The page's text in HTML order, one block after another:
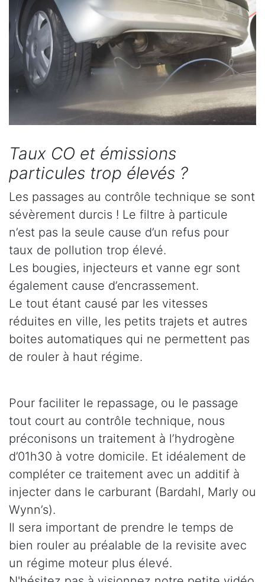
Taux CO et émissions
particules trop élevés ?
Les passages au contrôle technique se sont
sévèrement durcis ! Le filtre à particule
n’est pas la seule cause d’un refus pour
taux de pollution trop élevé.
Les bougies, injecteurs et vanne egr sont
également cause d’encrassement.
Le tout étant causé par les vitesses
réduites en ville, les petits trajets et autres
boites automatiques qui ne permettent pas
de rouler à haut régime.
Pour faciliter le repassage, ou le passage
tout court au contrôle technique, nous
préconisons un traitement à l’hydrogène
d’01h30 à votre domicile. Et idéalement de
compléter ce traitement avec un additif à
injecter dans le carburant (Bardahl, Marly ou
Wynn’s).
Il sera important de prendre le temps de
bien rouler au préalable de la revisite avec
un régime moteur plus élevé.